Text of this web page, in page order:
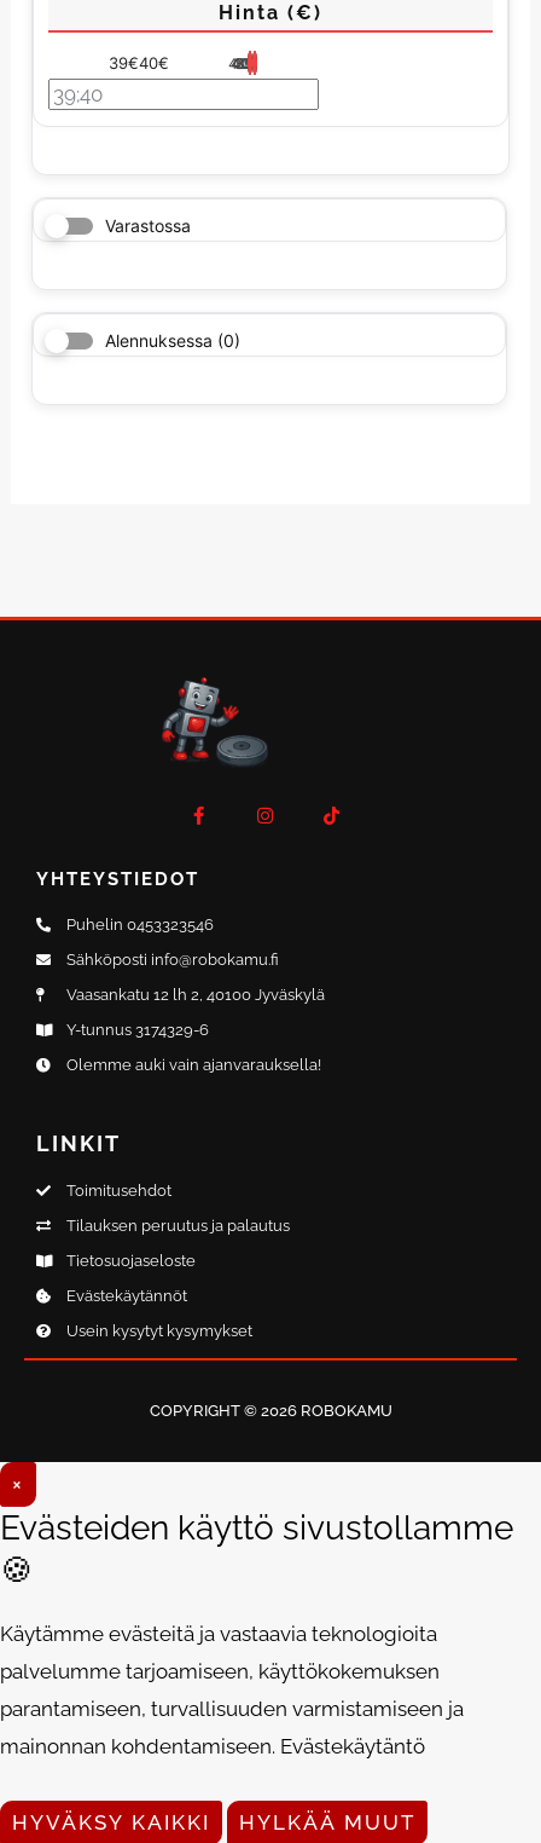
Hinta (€)
39€40€ 39
39
40
40
40
Varastossa
Alennuksessa (0)
c
-
s
k
YHTEYSTIEDOT
Puhelin 0453323546
Sähköposti info@robokamu.fi
Vaasankatu 12 lh 2, 40100 Jyväskylä
Y-tunnus 3174329-6
Olemme auki vain ajanvarauksella!
LINKIT
Toimitusehdot
Tilauksen peruutus ja palautus
Tietosuojaseloste
Evästekäytännöt
Usein kysytyt kysymykset
COPYRIGHT © 2026 ROBOKAMU
×
Evästeiden käyttö sivustollamme
🍪
Käytämme evästeitä ja vastaavia teknologioita
palvelumme tarjoamiseen, käyttökokemuksen
parantamiseen, turvallisuuden varmistamiseen ja
mainonnan kohdentamiseen. Evästekäytäntö
HYVÄKSY KAIKKI HYLKÄÄ MUUT